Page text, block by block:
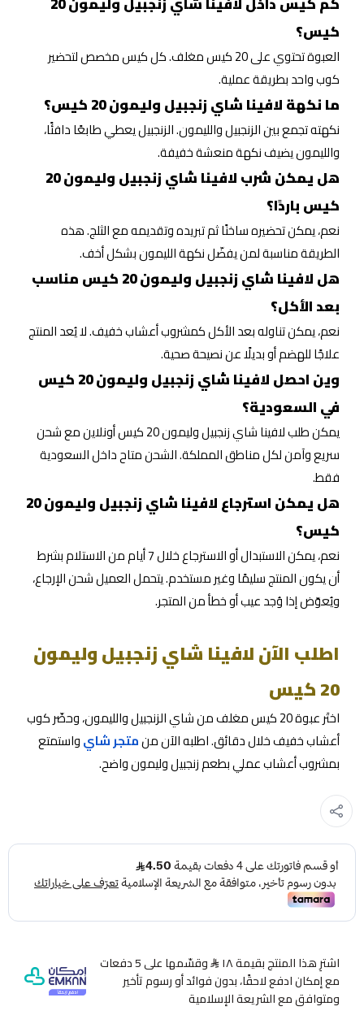
كيس؟
العبوة تحتوي على 20 كيس مغلف. كل كيس مخصص لتحضير
كوب واحد بطريقة عملية.
ما نكهة لافينا شاي زنجبيل وليمون 20 كيس؟
نكهته تجمع بين الزنجبيل والليمون. الزنجبيل يعطي طابعًا دافئًا،
والليمون يضيف نكهة منعشة خفيفة.
هل يمكن شرب لافينا شاي زنجبيل وليمون 20
كيس باردًا؟
نعم، يمكن تحضيره ساخنًا ثم تبريده وتقديمه مع الثلج. هذه
الطريقة مناسبة لمن يفضّل نكهة الليمون بشكل أخف.
هل لافينا شاي زنجبيل وليمون 20 كيس مناسب
بعد الأكل؟
نعم، يمكن تناوله بعد الأكل كمشروب أعشاب خفيف. لا يُعد المنتج
علاجًا للهضم أو بديلًا عن نصيحة صحية.
وين احصل لافينا شاي زنجبيل وليمون 20 كيس
في السعودية؟
يمكن طلب لافينا شاي زنجبيل وليمون 20 كيس أونلاين مع شحن
سريع وآمن لكل مناطق المملكة. الشحن متاح داخل السعودية
فقط.
هل يمكن استرجاع لافينا شاي زنجبيل وليمون 20
كيس؟
نعم، يمكن الاستبدال أو الاسترجاع خلال 7 أيام من الاستلام بشرط
أن يكون المنتج سليمًا وغير مستخدم. يتحمل العميل شحن الإرجاع،
ويُعوّض إذا وُجد عيب أو خطأ من المتجر.
اطلب الآن لافينا شاي زنجبيل وليمون
20 كيس
اختَر عبوة 20 كيس مغلف من شاي الزنجبيل والليمون، وحضّر كوب
أعشاب خفيف خلال دقائق. اطلبه الآن منمتجر شايواستمتع
بمشروب أعشاب عملي بطعم زنجبيل وليمون واضح.
اشترِ هذا المنتج بقيمة ١٨
وقسّمها على 5 دفعات
مع إمكان ادفع لاحقًا، بدون فوائد أو رسوم تأخير
ومتوافق مع الشريعة الإسلامية